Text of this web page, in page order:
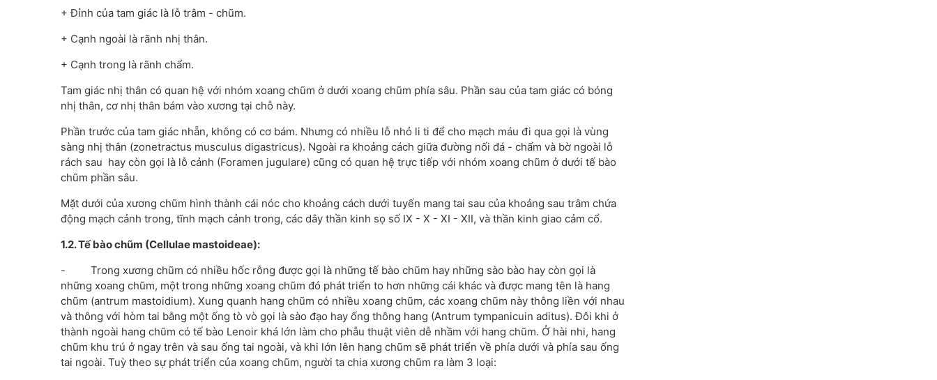
+ Đỉnh của tam giác là lỗ trâm - chũm.
+ Cạnh ngoài là rãnh nhị thân.
+ Cạnh trong là rãnh chẩm.
Tam giác nhị thân có quan hệ với nhóm xoang chũm ở dưới xoang chũm phía sâu. Phần sau của tam giác có bóng
nhị thân, cơ nhị thân bám vào xương tại chỗ này.
Phần trước của tam giác nhẵn, không có cơ bám. Nhưng có nhiều lỗ nhỏ li ti để cho mạch máu đi qua gọi là vùng
sàng nhị thân (zonetractus musculus digastricus). Ngoài ra khoảng cách giữa đường nối đá - chẩm và bờ ngoài lỗ
rách sau hay còn gọi là lỗ cảnh (Foramen jugulare) cũng có quan hệ trực tiếp với nhóm xoang chũm ở dưới tế bào
chũm phần sâu.
Mặt dưới của xương chũm hình thành cái nóc cho khoảng cách dưới tuyến mang tai sau của khoảng sau trâm chứa
động mạch cảnh trong, tĩnh mạch cảnh trong, các dây thần kinh sọ số IX - X - XI - XII, và thần kinh giao cảm cổ.
1.2. Tế bào chũm (Cellulae mastoideae):
- Trong xương chũm có nhiều hốc rỗng được gọi là những tế bào chũm hay những sào bào hay còn gọi là
những xoang chũm, một trong những xoang chũm đó phát triển to hơn những cái khác và được mang tên là hang
chũm (antrum mastoidium). Xung quanh hang chũm có nhiều xoang chũm, các xoang chũm này thông liền với nhau
và thông với hòm tai bằng một ống tò vò gọi là sào đạo hay ống thông hang (Antrum tympanicuin aditus). Đôi khi ở
thành ngoài hang chũm có tế bào Lenoir khá lớn làm cho phẫu thuật viên dễ nhầm với hang chũm. Ở hài nhi, hang
chũm khu trú ở ngay trên và sau ống tai ngoài, và khi lớn lên hang chũm sẽ phát triển về phía dưới và phía sau ống
tai ngoài. Tuỳ theo sự phát triển của xoang chũm, người ta chia xương chũm ra làm 3 loại: